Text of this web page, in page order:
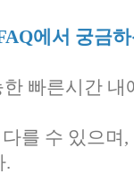
에서 궁금
빠른시간
를 수 있으며
.